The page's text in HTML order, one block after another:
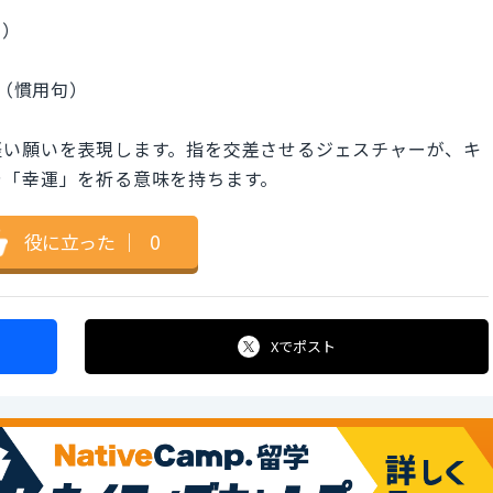
用句）
願いを表現します。指を交差させるジェスチャーが、キ
幸運」を祈る意味を持ちます。
役に立った ｜ 0
Xでポスト